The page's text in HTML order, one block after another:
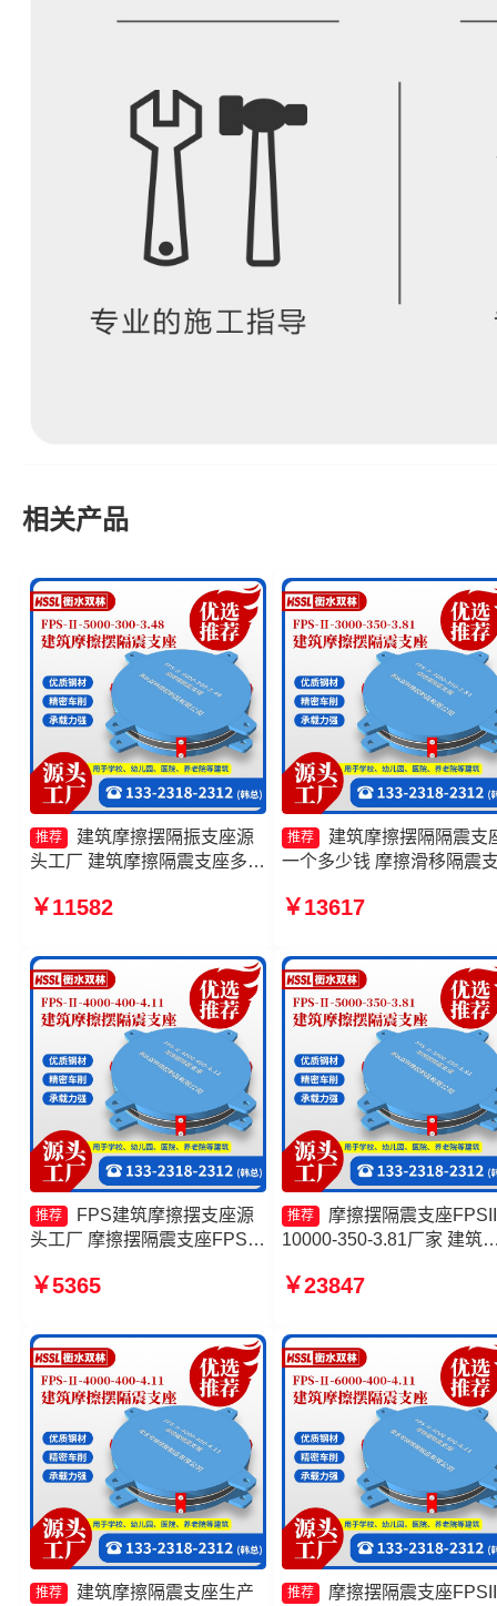
相关产品
推荐
建筑摩擦摆隔振支座源
头工厂 建筑摩擦隔震支座多少
8000-300-3.48厂家 摩擦摆隔
￥11582
推荐
建筑摩擦摆隔隔震支
一个多少钱 摩擦滑移隔震
格 摩擦摆隔震支座FPSII-
￥13617
推荐
FPS建筑摩擦摆支座源
头工厂 摩擦摆隔震支座FPSII-
减震支座源头工厂 摩擦摆建筑
￥5365
推荐
摩擦摆隔震支座
10000-350-3.81厂家 建筑
隔隔震支座一个多少钱 摩
3.81厂家
￥23847
推荐
建筑摩擦隔震支座生产
推荐
摩擦摆隔震支座